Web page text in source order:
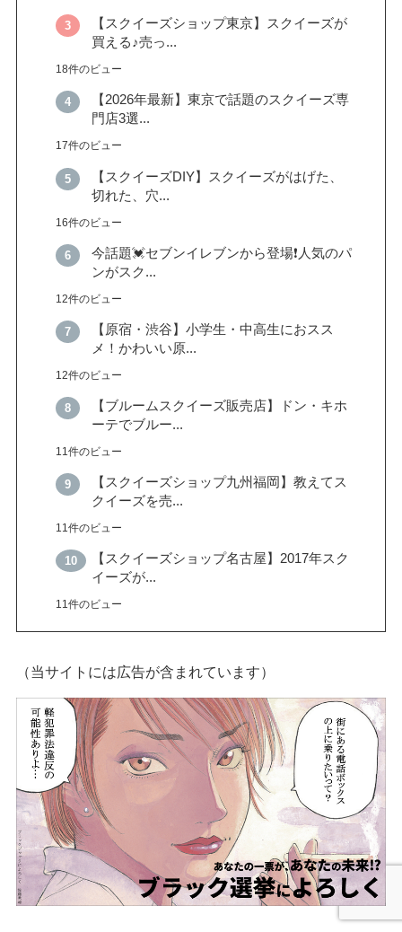
【スクイーズショップ東京】スクイーズが
買える♪売っ...
18件のビュー
【2026年最新】東京で話題のスクイーズ専
門店3選...
17件のビュー
【スクイーズDIY】スクイーズがはげた、
切れた、穴...
16件のビュー
今話題💓セブンイレブンから登場❗️人気のパ
ンがスク...
12件のビュー
【原宿・渋谷】小学生・中高生におスス
メ！かわいい原...
12件のビュー
【ブルームスクイーズ販売店】ドン・キホ
ーテでブルー...
11件のビュー
【スクイーズショップ九州福岡】教えてス
クイーズを売...
11件のビュー
【スクイーズショップ名古屋】2017年スク
イーズが...
11件のビュー
（当サイトには広告が含まれています）